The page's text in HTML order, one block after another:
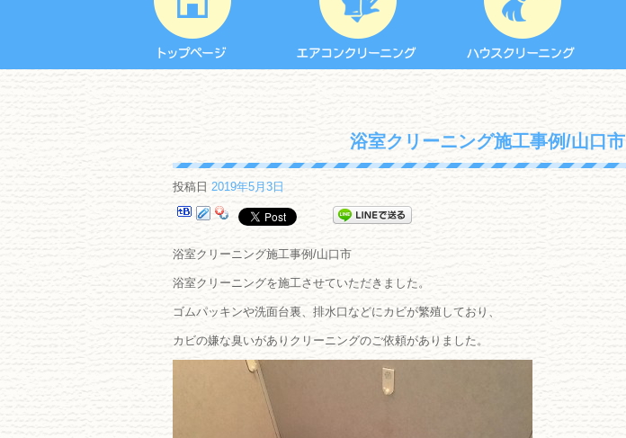
浴室クリーニング施工事例/山口市
投稿日 2019年5月3日
浴室クリーニング施工事例/山口市
浴室クリーニングを施工させていただきました。
ゴムパッキンや洗面台裏、排水口などにカビが繁殖しており、
カビの嫌な臭いがありクリーニングのご依頼がありました。